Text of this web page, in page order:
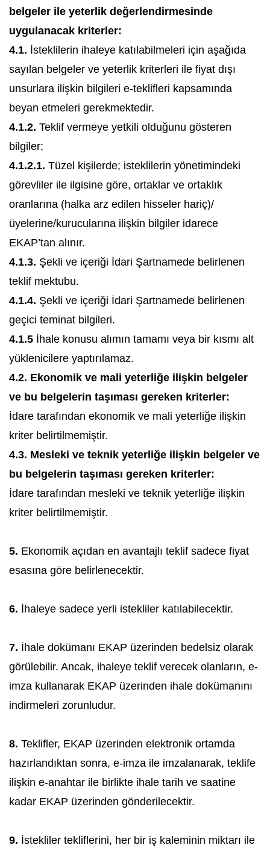
belgeler ile yeterlik değerlendirmesinde
uygulanacak kriterler:
4.1. İsteklilerin ihaleye katılabilmeleri için aşağıda
sayılan belgeler ve yeterlik kriterleri ile fiyat dışı
unsurlara ilişkin bilgileri e-teklifleri kapsamında
beyan etmeleri gerekmektedir.
4.1.2. Teklif vermeye yetkili olduğunu gösteren
bilgiler;
4.1.2.1. Tüzel kişilerde; isteklilerin yönetimindeki
görevliler ile ilgisine göre, ortaklar ve ortaklık
oranlarına (halka arz edilen hisseler hariç)/
üyelerine/kurucularına ilişkin bilgiler idarece
EKAP’tan alınır.
4.1.3. Şekli ve içeriği İdari Şartnamede belirlenen
teklif mektubu.
4.1.4. Şekli ve içeriği İdari Şartnamede belirlenen
geçici teminat bilgileri.
4.1.5 İhale konusu alımın tamamı veya bir kısmı alt
yüklenicilere yaptırılamaz.
4.2. Ekonomik ve mali yeterliğe ilişkin belgeler
ve bu belgelerin taşıması gereken kriterler:
İdare tarafından ekonomik ve mali yeterliğe ilişkin
kriter belirtilmemiştir.
4.3. Mesleki ve teknik yeterliğe ilişkin belgeler ve
bu belgelerin taşıması gereken kriterler:
İdare tarafından mesleki ve teknik yeterliğe ilişkin
kriter belirtilmemiştir.
5. Ekonomik açıdan en avantajlı teklif sadece fiyat
esasına göre belirlenecektir.
6. İhaleye sadece yerli istekliler katılabilecektir.
7. İhale dokümanı EKAP üzerinden bedelsiz olarak
görülebilir. Ancak, ihaleye teklif verecek olanların, e-
imza kullanarak EKAP üzerinden ihale dokümanını
indirmeleri zorunludur.
8. Teklifler, EKAP üzerinden elektronik ortamda
hazırlandıktan sonra, e-imza ile imzalanarak, teklife
ilişkin e-anahtar ile birlikte ihale tarih ve saatine
kadar EKAP üzerinden gönderilecektir.
9. İstekliler tekliflerini, her bir iş kaleminin miktarı ile